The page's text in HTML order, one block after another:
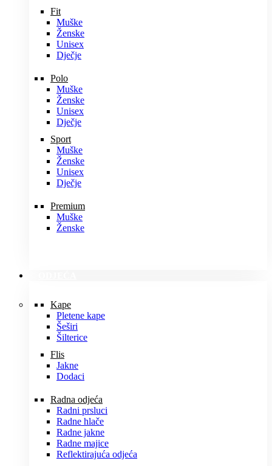
Fit
Muške
Ženske
Unisex
Dječje
Polo
Muške
Ženske
Unisex
Dječje
Sport
Muške
Ženske
Unisex
Dječje
Premium
Muške
Ženske
Kape
Pletene kape
Šeširi
Šilterice
Flis
Jakne
Dodaci
Radna odjeća
Radni prsluci
Radne hlače
Radne jakne
Radne majice
Reflektirajuća odjeća